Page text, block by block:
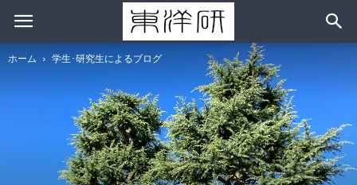
ホーム 学生･研究生によるブログ